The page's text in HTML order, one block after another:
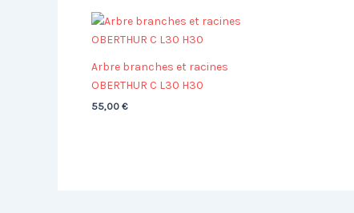
Arbre branches et racines
OBERTHUR C L30 H30
55,00 €